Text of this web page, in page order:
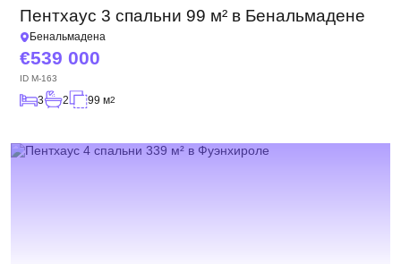
Пентхаус 3 спальни 99 м² в Бенальмадене
Бенальмадена
539 000
ID M-163
3 2 99 м2